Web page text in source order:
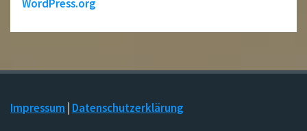
WordPress.org
Impressum Datenschutzerklärung